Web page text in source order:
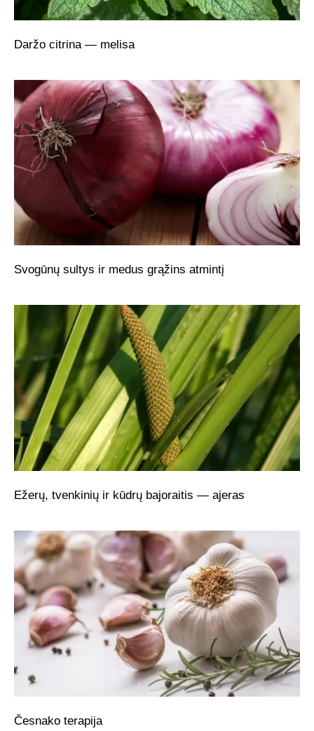
Daržo citrina — melisa
Svogūnų sultys ir medus grąžins atmintį
Ežerų, tvenkinių ir kūdrų bajoraitis — ajeras
Česnako terapija